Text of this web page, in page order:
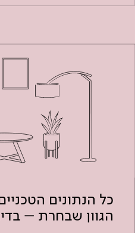
כל הנתונים
הגוון שבחרת –